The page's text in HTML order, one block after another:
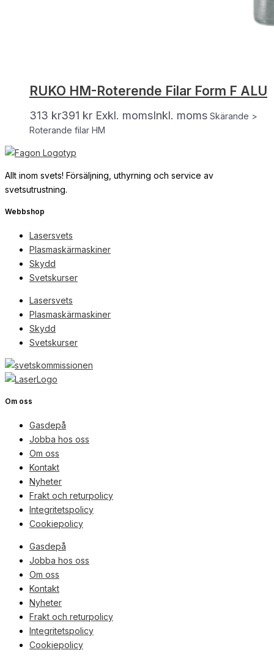
RUKO HM-Roterende Filar Form F ALU
313 kr391 kr Exkl. momsInkl. moms Skärande >
Roterande filar HM
Allt inom svets! Försäljning, uthyrning och service av
svetsutrustning.
Webbshop
Lasersvets
Plasmaskärmaskiner
Skydd
Svetskurser
Lasersvets
Plasmaskärmaskiner
Skydd
Svetskurser
Om oss
Gasdepå
Jobba hos oss
Om oss
Kontakt
Nyheter
Frakt och returpolicy
Integritetspolicy
Cookiepolicy
Gasdepå
Jobba hos oss
Om oss
Kontakt
Nyheter
Frakt och returpolicy
Integritetspolicy
Cookiepolicy